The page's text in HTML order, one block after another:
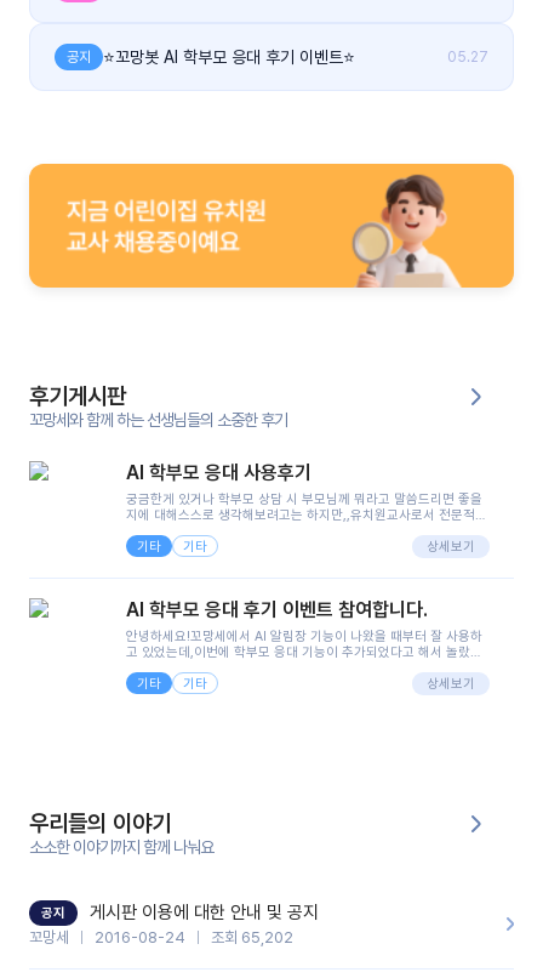
공지 ⭐꼬망봇 AI 학부모 응대 후기 이벤트⭐ 05.27
후기게시판
꼬망세와 함께 하는 선생님들의 소중한 후기
AI 학부모 응대 사용후기
궁금한게 있거나 학부모 상담 시 부모님께 뭐라고 말씀드리면 좋을
지에 대해스스로 생각해보려고는 하지만,,유치원교사로서 전문적인
려니 어려울때가...^^(저만 그런거 아니죠 ㅜㅜ)꼬망봇의 장점은 지
피티나 제미나이는 몇세이고 여자인지 남자인지 등그래도 좀 기본
정보를 제공하면서 물어봐야할 때가 있어그때마다 정보를 입력하는
으셔서 고민이 됐는데ai 학부모 응대를 써볼 수 있어서 좋았어요!앞
면..)그리고 제가 신입 때 이게 있었더라면 ㅜㅜㅜㅜ?응대 팁이 정말
좋은거 같아요지금은 그래도 아이들이 잘 이해 되지만초임 때는 정
말 어려워서 항상다른 선생님들께 도움을 요청했었거든요..ㅠ*일지
쓸 때도 좀 도움이 되는 거 같아요!
기타 기타 상세보기
AI 학부모 응대 후기 이벤트 참여합니다.
안녕하세요!꼬망세에서 AI 알림장 기능이 나왔을 때부터 잘 사용하
고 있었는데,이번에 학부모 응대 기능이 추가되었다고 해서 놀랐습
님 응대에 더 많은 부담을 느끼고 있습니다 ㅠㅠ이번에 제가 원에서
겪은 일과 학부모님께 전달드렸던 내용을 함께 보시고,저와 비슷한
을 많이 하는데,꼬망봇 덕분에 고민하는 시간을 줄이고 학부모님을
안심시킬 수 있었습니다.이 부분은 꼬망봇이 추가로 알려준 응대 tip
입니다.학부모님께 전화를 드리기 전에, 내용을 숙지하여 좀 더 전문
성 있는 교사가 되어 대화를 나눌 수 있었습니다.꼬망세 AI학부모 응
기능을 개발해 주셔서 감사합니다.
기타 기타 상세보기
우리들의 이야기
소소한 이야기까지 함께 나눠요
공지 게시판 이용에 대한 안내 및 공지
꼬망세 2016-08-24 조회 65,202